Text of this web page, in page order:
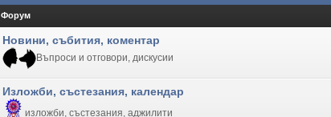
Форум
Новини, събития, коментар
Въпроси и отговори, дискусии
Изложби, състезания, календар
изложби, състезания, аджилити